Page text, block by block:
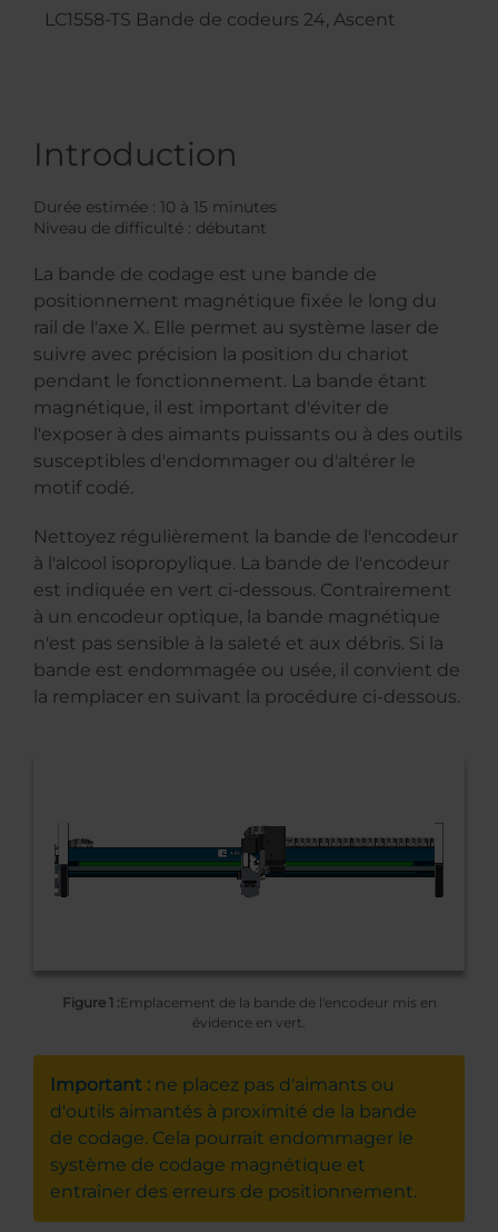
Introduction
Durée estimée : 10 à 15 minutes
Niveau de difficulté : débutant
La bande de codage est une bande de
positionnement magnétique fixée le long du
rail de l'axe X. Elle permet au système laser de
suivre avec précision la position du chariot
pendant le fonctionnement. La bande étant
magnétique, il est important d'éviter de
l'exposer à des aimants puissants ou à des outils
susceptibles d'endommager ou d'altérer le
motif codé.
Nettoyez régulièrement la bande de l'encodeur
à l'alcool isopropylique. La bande de l'encodeur
est indiquée en vert ci-dessous. Contrairement
à un encodeur optique, la bande magnétique
n'est pas sensible à la saleté et aux débris. Si la
bande est endommagée ou usée, il convient de
la remplacer en suivant la procédure ci-dessous.
Figure 1 :Emplacement de la bande de l'encodeur mis en
évidence en vert.
Important : ne placez pas d'aimants ou
d'outils aimantés à proximité de la bande
de codage. Cela pourrait endommager le
système de codage magnétique et
entraîner des erreurs de positionnement.
LC1558-TS Bande de codeurs 24, Ascent